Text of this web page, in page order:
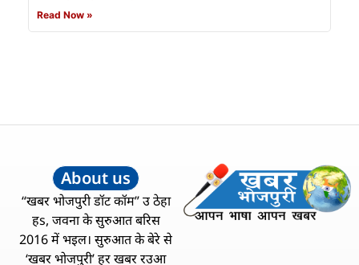
Read Now »
About us
“खबर भोजपुरी डॉट कॉम” उ ठेहा
हs, जवना के सुरुआत बरिस
2016 में भइल। सुरुआत के बेरे से
‘खबर भोजपुरी’ हर खबर रउआ